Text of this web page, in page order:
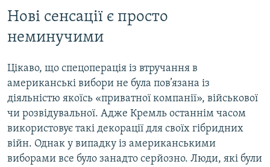
Нові сенсації є просто
неминучими
Цікаво, що спецоперація із втручання в
американські вибори не була пов’язана із
діяльністю якоїсь «приватної компанії», військової
чи розвідувальної. Адже Кремль останнім часом
використовує такі декорації для своїх гібридних
війн. Однак у випадку із американськими
виборами все було занадто серйозно. Люди, які були